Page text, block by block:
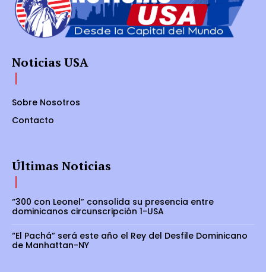
Noticias USA
Sobre Nosotros
Contacto
Últimas Noticias
“300 con Leonel” consolida su presencia entre
dominicanos circunscripción 1-USA
“El Pachá” será este año el Rey del Desfile Dominicano
de Manhattan-NY